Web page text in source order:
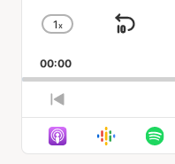
Change
Rate
1x
Skip
00:00
Previous
Episode